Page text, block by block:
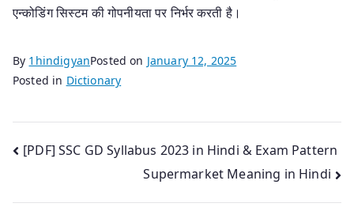
एन्कोडिंग सिस्टम की गोपनीयता पर निर्भर करती है।
By 1hindigyanPosted on January 12, 2025
Posted in Dictionary
Post
[PDF] SSC GD Syllabus 2023 in Hindi & Exam Pattern
Supermarket Meaning in Hindi